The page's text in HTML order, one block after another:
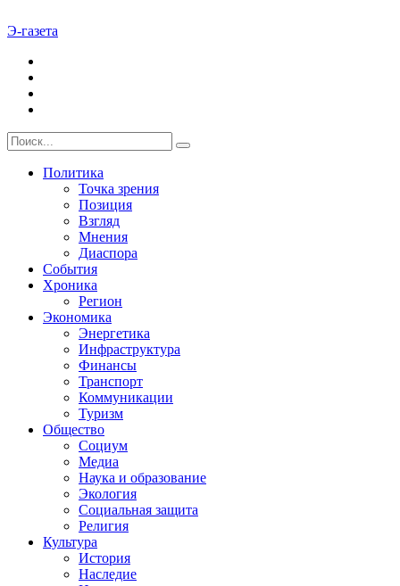
Э-газета
Политика
Точка зрения
Позиция
Взгляд
Мнения
Диаспора
События
Хроника
Регион
Экономика
Энергетика
Инфраструктура
Финансы
Транспорт
Коммуникации
Туризм
Общество
Социум
Медиа
Наука и образование
Экология
Социальная защита
Религия
Культура
История
Наследие